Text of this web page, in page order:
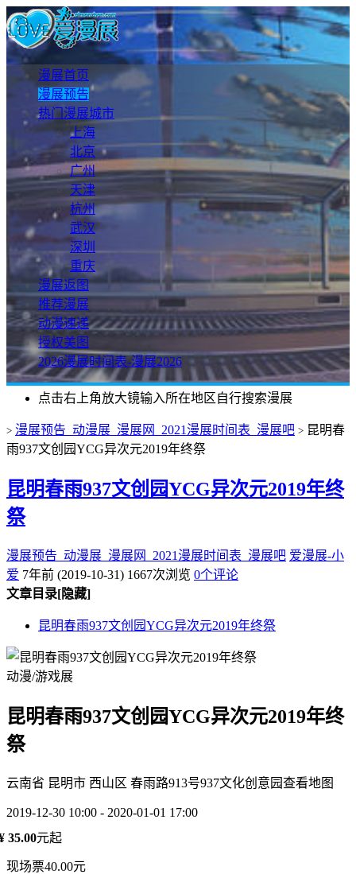
漫展首页
漫展预告
热门漫展城市
上海
北京
广州
天津
杭州
武汉
深圳
重庆
漫展返图
推荐漫展
动漫速递
授权美图
2026漫展时间表-漫展2026
点击右上角放大镜输入所在地区自行搜索漫展
> 漫展预告_动漫展_漫展网_2021漫展时间表_漫展吧 > 昆明春
雨937文创园YCG异次元2019年终祭
昆明春雨937文创园YCG异次元2019年终
祭
漫展预告_动漫展_漫展网_2021漫展时间表_漫展吧 爱漫展-小
爱 7年前 (2019-10-31) 1667次浏览 0个评论
文章目录[隐藏]
昆明春雨937文创园YCG异次元2019年终祭
动漫/游戏展
昆明春雨937文创园YCG异次元2019年终
祭
云南省 昆明市 西山区 春雨路913号937文化创意园查看地图
2019-12-30 10:00 - 2020-01-01 17:00
35.00元起
现场票40.00元